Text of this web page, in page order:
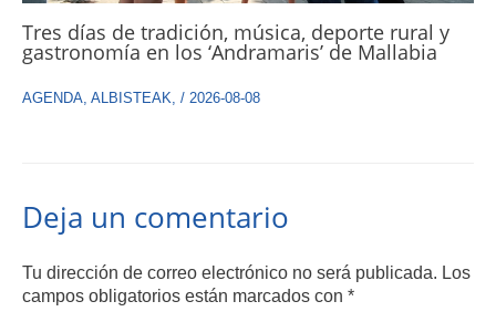
Tres días de tradición, música, deporte rural y
gastronomía en los ‘Andramaris’ de Mallabia
AGENDA ALBISTEAK / 2026-08-08
Deja un comentario
Tu dirección de correo electrónico no será publicada. Los
campos obligatorios están marcados con *